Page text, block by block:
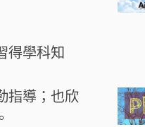
得學科知
指導；也欣